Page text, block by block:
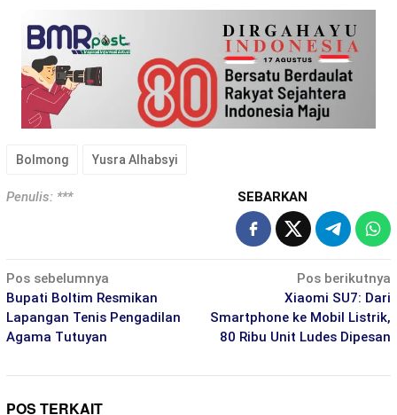
Bolmong Yusra Alhabsyi
Penulis: *** SEBARKAN
Navigasi
pos
Pos sebelumnya
Bupati Boltim Resmikan
Lapangan Tenis Pengadilan
Agama Tutuyan
Pos berikutnya
Xiaomi SU7: Dari
Smartphone ke Mobil Listrik,
80 Ribu Unit Ludes Dipesan
POS TERKAIT